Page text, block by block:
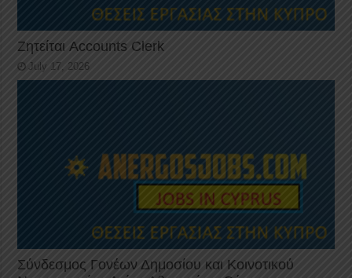
Ζητείται Accounts Clerk
July 17, 2026
Σύνδεσμος Γονέων Δημοσίου και Κοινοτικού